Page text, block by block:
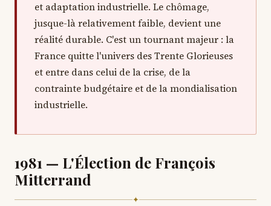
et adaptation industrielle. Le chômage,
jusque-là relativement faible, devient une
réalité durable. C'est un tournant majeur : la
France quitte l'univers des Trente Glorieuses
et entre dans celui de la crise, de la
contrainte budgétaire et de la mondialisation
industrielle.
1981 — L'Élection de François
Mitterrand
✦